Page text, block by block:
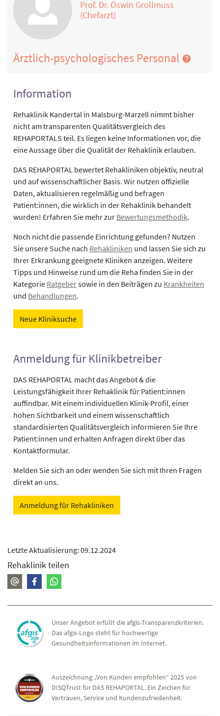
Prof. Dr. Oswin Grollmuss
(Chefarzt)
Ärztlich-psychologisches Personal
Information
Rehaklinik Kandertal in Malsburg-Marzell nimmt bisher
nicht am transparenten Qualitätsvergleich des
REHAPORTALS teil. Es liegen keine Informationen vor, die
eine Aussage über die Qualität der Rehaklinik erlauben.
DAS REHAPORTAL bewertet Rehakliniken objektiv, neutral
und auf wissenschaftlicher Basis. Wir nutzen offizielle
Daten, aktualisieren regelmäßig und befragen
Patient:innen, die wirklich in der Rehaklinik behandelt
wurden! Erfahren Sie mehr zur Bewertungsmethodik.
Noch nicht die passende Einrichtung gefunden? Nutzen
Sie unsere Suche nach Rehakliniken und lassen Sie sich zu
Ihrer Erkrankung geeignete Kliniken anzeigen. Weitere
Tipps und Hinweise rund um die Reha finden Sie in der
Kategorie Ratgebersowie in den Beiträgen zu Krankheiten
und Behandlungen.
Neue Kliniksuche
Anmeldung für Klinikbetreiber
DAS REHAPORTAL macht das Angebot & die
Leistungsfähigkeit Ihrer Rehaklinik für Patient:innen
auffindbar. Mit einem individuellen Klinik-Profil, einer
hohen Sichtbarkeit und einem wissenschaftlich
standardisierten Qualitätsvergleich informieren Sie Ihre
Patient:innen und erhalten Anfragen direkt über das
Kontaktformular.
Melden Sie sich an oder wenden Sie sich mit Ihren Fragen
direkt an uns.
Anmeldung für Rehakliniken
Letzte Aktualisierung: 09.12.2024
Rehaklinik teilen
Unser Angebot erfüllt die afgis-Transparenzkriterien.
Das afgis-Logo steht für hochwertige
Gesundheitsinformationen im Internet.
Auszeichnung „Von Kunden empfohlen“ 2025 von
DISQTrust für DAS REHAPORTAL. Ein Zeichen für
Vertrauen, Service und Kundenzufriedenheit.